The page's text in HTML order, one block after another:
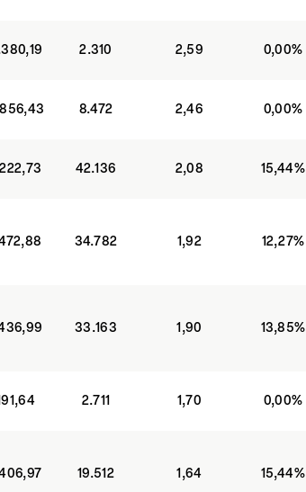
2.310 2,59 0,00%
8.472 2,46 0,00%
42.136 2,08 15,44%
34.782 1,92 12,27%
33.163 1,90 13,85%
2.711 1,70 0,00%
19.512 1,64 15,44%